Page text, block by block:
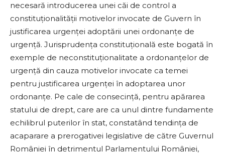
necesară introducerea unei căi de control a
constituţionalităţii motivelor invocate de Guvern în
justificarea urgenţei adoptării unei ordonanţe de
urgenţă. Jurisprudenţa constituţională este bogată în
exemple de neconstituţionalitate a ordonanţelor de
urgenţă din cauza motivelor invocate ca temei
pentru justificarea urgenţei în adoptarea unor
ordonanţe. Pe cale de consecinţă, pentru apărarea
statului de drept, care are ca unul dintre fundamente
echilibrul puterilor în stat, constatând tendinţa de
acaparare a prerogativei legislative de către Guvernul
României în detrimentul Parlamentului României,